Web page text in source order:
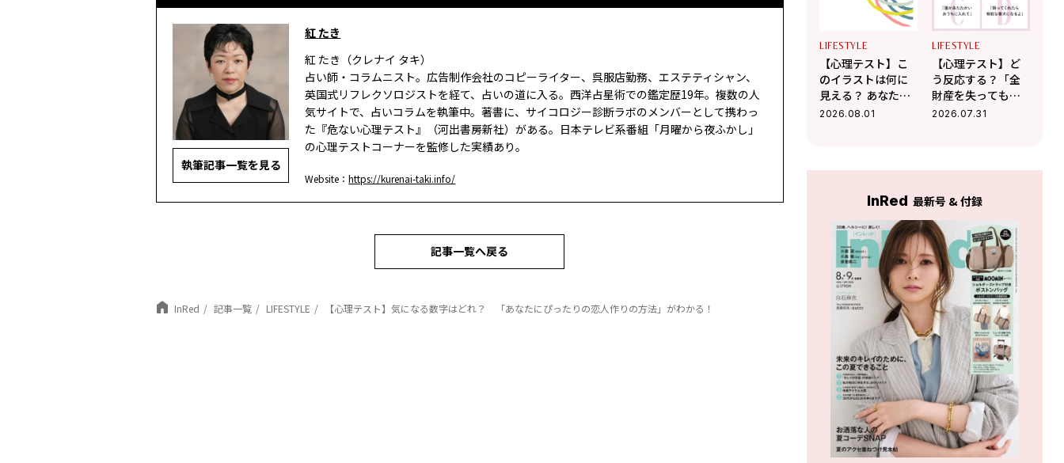
執筆記事一覧を見る
紅 たき
紅 たき（クレナイ タキ）
占い師・コラムニスト。広告制作会社のコピーライター、呉服店勤務、エステティシャン、
英国式リフレクソロジストを経て、占いの道に入る。西洋占星術での鑑定歴19年。複数の人
気サイトで、占いコラムを執筆中。著書に、サイコロジー診断ラボのメンバーとして携わっ
た『危ない心理テスト』（河出書房新社）がある。日本テレビ系番組「月曜から夜ふかし」
の心理テストコーナーを監修した実績あり。
Website：https://kurenai-taki.info/
記事一覧へ戻る
InRed 記事一覧 LIFESTYLE 【心理テスト】気になる数字はどれ？ 「あなたにぴったりの恋人作りの方法」がわかる！
LIFESTYLE
【心理テスト】こ
のイラストは何に
見える？ あなたが
無意識に放つ「ま
2026.08.01
LIFESTYLE
【心理テスト】ど
う反応する？「全
財産を失っても残
るモノ」がわか
2026.07.31
InRed 最新号 & 付録